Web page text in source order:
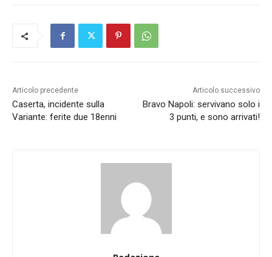
Articolo precedente
Caserta, incidente sulla
Variante: ferite due 18enni
Articolo successivo
Bravo Napoli: servivano solo i
3 punti, e sono arrivati!